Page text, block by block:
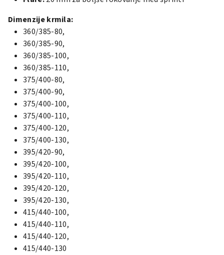
Dimenzije krmila:
360/385-80,
360/385-90,
360/385-100,
360/385-110,
375/400-80,
375/400-90,
375/400-100,
375/400-110,
375/400-120,
375/400-130,
395/420-90,
395/420-100,
395/420-110,
395/420-120,
395/420-130,
415/440-100,
415/440-110,
415/440-120,
415/440-130